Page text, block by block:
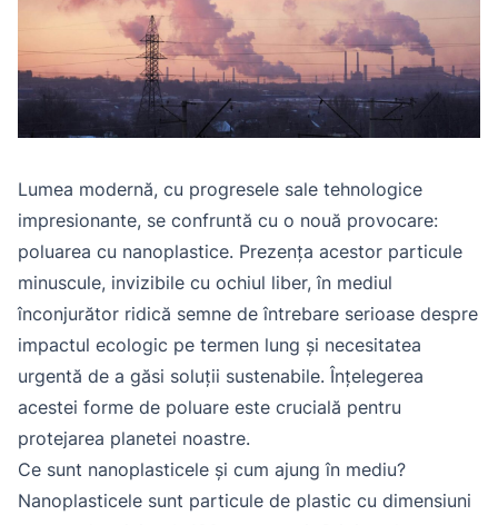
Lumea modernă, cu progresele sale tehnologice
impresionante, se confruntă cu o nouă provocare:
poluarea cu nanoplastice. Prezența acestor particule
minuscule, invizibile cu ochiul liber, în mediul
înconjurător ridică semne de întrebare serioase despre
impactul ecologic pe termen lung și necesitatea
urgentă de a găsi soluții sustenabile. Înțelegerea
acestei forme de poluare este crucială pentru
protejarea planetei noastre.
Ce sunt nanoplasticele și cum ajung în mediu?
Nanoplasticele sunt particule de plastic cu dimensiuni